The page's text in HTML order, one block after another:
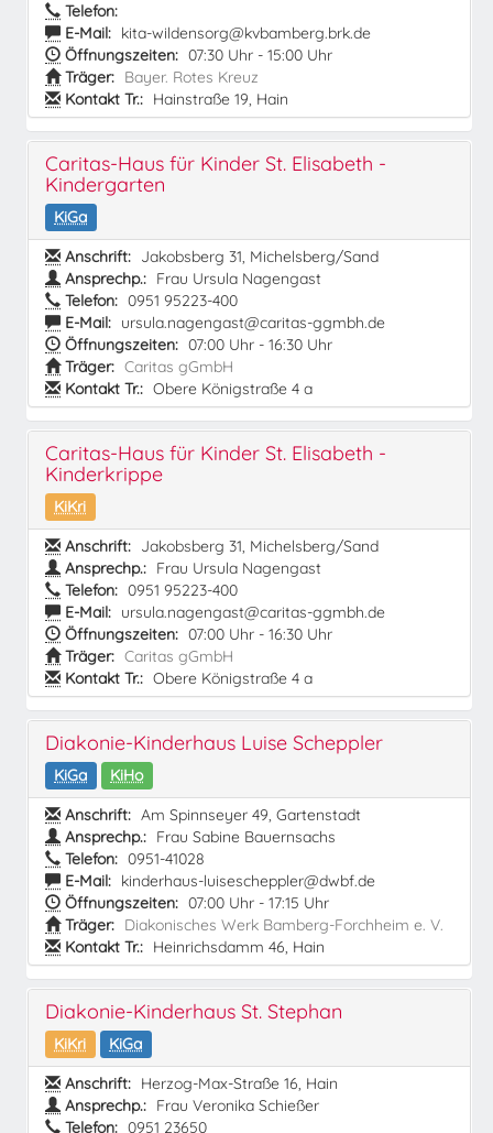
Telefon:
E-Mail: kita-wildensorg@kvbamberg.brk.de
Öffnungszeiten: 07:30 Uhr - 15:00 Uhr
Träger: Bayer. Rotes Kreuz
Kontakt Tr.: Hainstraße 19, Hain
Caritas-Haus für Kinder St. Elisabeth -
Kindergarten
KiGa
Anschrift: Jakobsberg 31, Michelsberg/Sand
Ansprechp.: Frau Ursula Nagengast
Telefon: 0951 95223-400
E-Mail: ursula.nagengast@caritas-ggmbh.de
Öffnungszeiten: 07:00 Uhr - 16:30 Uhr
Träger: Caritas gGmbH
Kontakt Tr.: Obere Königstraße 4 a
Caritas-Haus für Kinder St. Elisabeth -
Kinderkrippe
KiKri
Anschrift: Jakobsberg 31, Michelsberg/Sand
Ansprechp.: Frau Ursula Nagengast
Telefon: 0951 95223-400
E-Mail: ursula.nagengast@caritas-ggmbh.de
Öffnungszeiten: 07:00 Uhr - 16:30 Uhr
Träger: Caritas gGmbH
Kontakt Tr.: Obere Königstraße 4 a
Diakonie-Kinderhaus Luise Scheppler
KiGa
KiHo
Anschrift: Am Spinnseyer 49, Gartenstadt
Ansprechp.: Frau Sabine Bauernsachs
Telefon: 0951-41028
E-Mail: kinderhaus-luisescheppler@dwbf.de
Öffnungszeiten: 07:00 Uhr - 17:15 Uhr
Träger: Diakonisches Werk Bamberg-Forchheim e. V.
Kontakt Tr.: Heinrichsdamm 46, Hain
Diakonie-Kinderhaus St. Stephan
KiKri
KiGa
Anschrift: Herzog-Max-Straße 16, Hain
Ansprechp.: Frau Veronika Schießer
Telefon: 0951 23650